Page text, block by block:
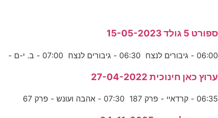
ספורט 5 גולד 15-05-2023
06:00 - גיבורים לנצח 06:30 - גיבורים לנצח 07:00 - ב. י-ם -
ערוץ כאן חינוכית 27-04-2022
06:35 - קרדאיי - פרק 187 07:30 - אהבה ועונש - פרק 67